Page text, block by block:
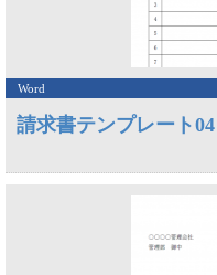
Word
請求書テンプレート